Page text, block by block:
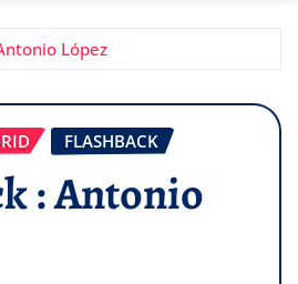
López
FLASHBACK
: Antonio